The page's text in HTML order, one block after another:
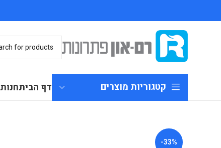
קטגוריות מוצרים דף הביתחנות
-33%